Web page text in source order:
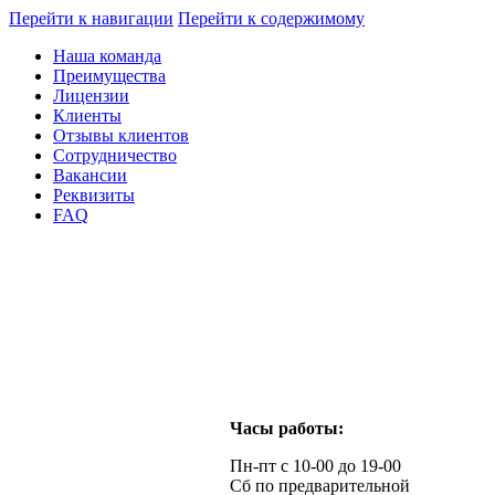
Перейти к навигации Перейти к содержимому
Наша команда
Преимущества
Лицензии
Клиенты
Отзывы клиентов
Сотрудничество
Вакансии
Реквизиты
FAQ
Часы работы:
Пн-пт с 10-00 до 19-00
Сб по предварительной